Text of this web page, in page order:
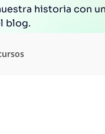
historia con
blog.